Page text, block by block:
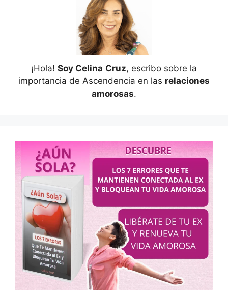
¡Hola! Soy Celina Cruz, escribo sobre la
importancia de Ascendencia en las relaciones
amorosas.